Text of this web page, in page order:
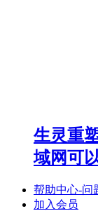
生灵重
域网可
帮助中心-问
加入会员